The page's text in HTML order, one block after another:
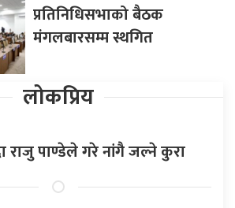
प्रतिनिधिसभाको बैठक
मंगलबारसम्म स्थगित
लोकप्रिय
राजु पाण्डेले गरे नांगै जल्ने कुरा